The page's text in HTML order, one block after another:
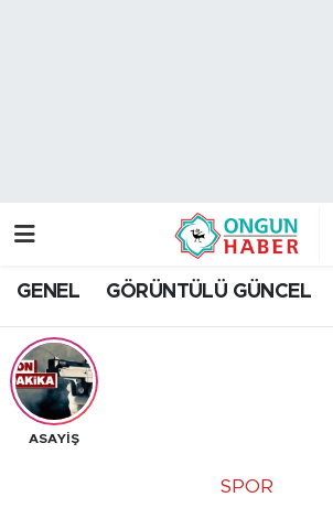
GENEL GÖRÜNTÜLÜ GÜNCEL
ASAYİŞ
SPOR
Trafik Durumu
Tüm Manşetler
Son Dakika Haberleri